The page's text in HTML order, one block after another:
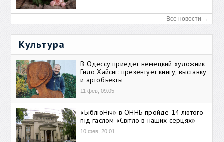
Все новости →
Культура
В Одессу приедет немецкий художник
Гидо Хайсиг: презентует книгу, выставку
и артобъекты
11 фев, 09:05
«БібліоНіч» в ОННБ пройде 14 лютого
під гаслом «Світло в наших серцях»
10 фев, 20:01